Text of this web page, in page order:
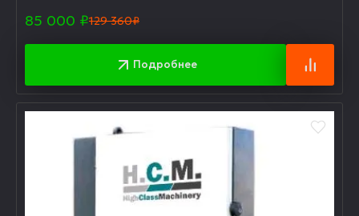
85 000 ₽129 360₽
Подробнее